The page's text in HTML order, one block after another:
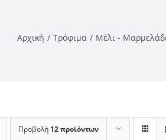
Αρχική Τρόφιμα Μέλι -
Προβολή 12 προϊόντων